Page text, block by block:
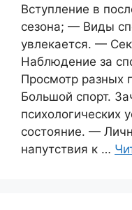
Вступление в
сезона; — Виды
увлекается. —
Наблюдение за
Просмотр разных
Большой спорт.
психологических
состояние. —
напутствия к …